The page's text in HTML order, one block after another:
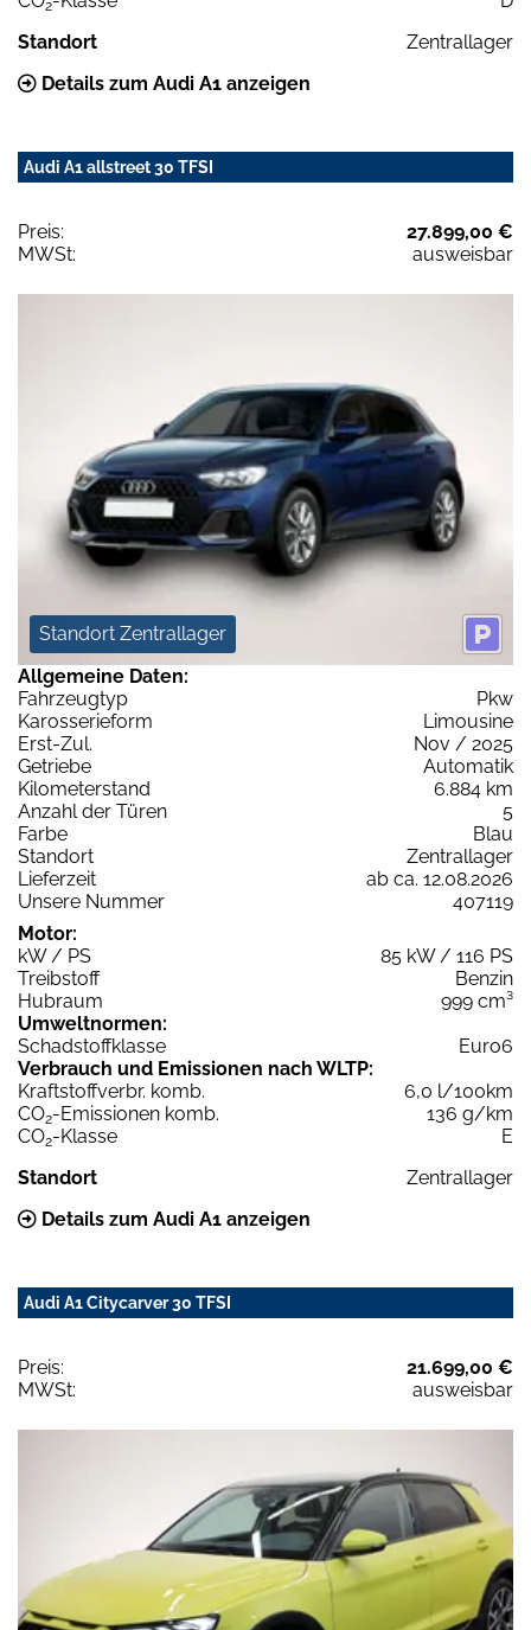
2
Standort
Zentrallager
Details zum Audi A1 anzeigen
Audi A1 allstreet 30 TFSI
Preis:
27.899,00 €
MWSt:
ausweisbar
Standort Zentrallager
Allgemeine Daten:
Fahrzeugtyp
Pkw
Karosserieform
Limousine
Erst-Zul.
Nov / 2025
Getriebe
Automatik
Kilometerstand
6.884 km
Anzahl der Türen
5
Farbe
Blau
Standort
Zentrallager
Lieferzeit
ab ca. 12.08.2026
Unsere Nummer
407119
Motor:
kW / PS
85 kW / 116 PS
Treibstoff
Benzin
Hubraum
999 cm³
Umweltnormen:
Schadstoffklasse
Euro6
Verbrauch und Emissionen nach WLTP:
Kraftstoffverbr. komb.
6,0 l/100km
CO2-Emissionen komb.
136 g/km
CO2-Klasse
E
Standort
Zentrallager
Details zum Audi A1 anzeigen
Audi A1 Citycarver 30 TFSI
Preis:
21.699,00 €
MWSt:
ausweisbar